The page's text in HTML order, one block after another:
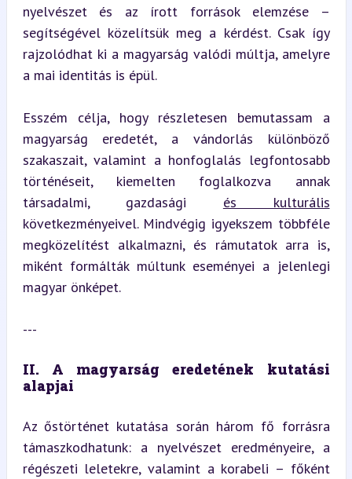
nyelvészet és az írott források elemzése –
segítségével közelítsük meg a kérdést. Csak így
rajzolódhat ki a magyarság valódi múltja, amelyre
a mai identitás is épül.
Esszém célja, hogy részletesen bemutassam a
magyarság eredetét, a vándorlás különböző
szakaszait, valamint a honfoglalás legfontosabb
történéseit, kiemelten foglalkozva annak
társadalmi, gazdasági és kulturális
következményeivel. Mindvégig igyekszem többféle
megközelítést alkalmazni, és rámutatok arra is,
miként formálták múltunk eseményei a jelenlegi
magyar önképet.
---
II. A magyarság eredetének kutatási
alapjai
Az őstörténet kutatása során három fő forrásra
támaszkodhatunk: a nyelvészet eredményeire, a
régészeti leletekre, valamint a korabeli – főként